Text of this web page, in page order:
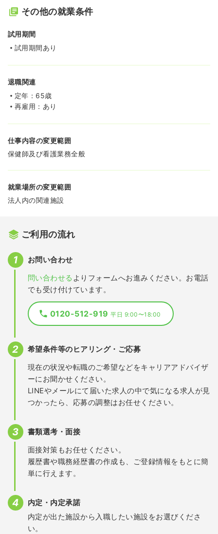
その他の就業条件
試用期間
試用期間あり
退職関連
定年：65歳
再雇用：あり
仕事内容の変更範囲
保健師及び看護業務全般
就業場所の変更範囲
法人内の関連施設
ご利用の流れ
お問い合わせ
問い合わせる よりフォームへお進みください。お電話
でも受け付けています。
0120-512-919平日 9:00〜18:00
希望条件等のヒアリング・ご応募
現在の状況や転職のご希望などをキャリアアドバイザ
ーにお聞かせください。
LINEやメールにて届いた求人の中で気になる求人が見
つかったら、応募の調整はお任せください。
書類選考・面接
面接対策もお任せください。
履歴書や職務経歴書の作成も、ご登録情報をもとに簡
単に行えます。
内定・内定承諾
内定が出た施設から入職したい施設をお選びくださ
い。